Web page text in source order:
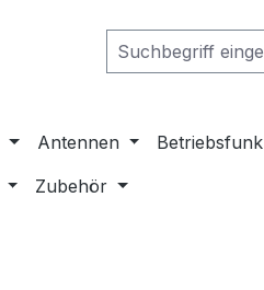
Antennen Betriebsfunk
Zubehör